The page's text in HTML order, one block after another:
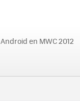
Android en MWC 2012